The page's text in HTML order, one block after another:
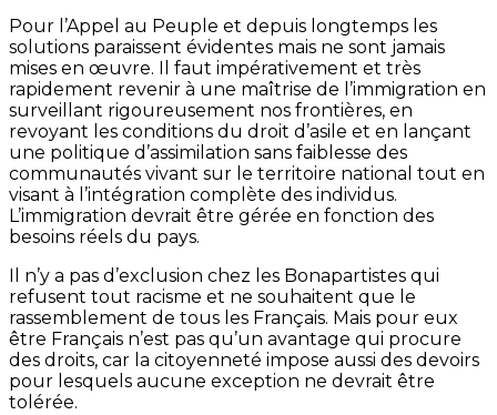
Pour l’Appel au Peuple et depuis longtemps les
solutions paraissent évidentes mais ne sont jamais
mises en œuvre. Il faut impérativement et très
rapidement revenir à une maîtrise de l’immigration en
surveillant rigoureusement nos frontières, en
revoyant les conditions du droit d’asile et en lançant
une politique d’assimilation sans faiblesse des
communautés vivant sur le territoire national tout en
visant à l’intégration complète des individus.
L’immigration devrait être gérée en fonction des
besoins réels du pays.
Il n’y a pas d’exclusion chez les Bonapartistes qui
refusent tout racisme et ne souhaitent que le
rassemblement de tous les Français. Mais pour eux
être Français n’est pas qu’un avantage qui procure
des droits, car la citoyenneté impose aussi des devoirs
pour lesquels aucune exception ne devrait être
tolérée.